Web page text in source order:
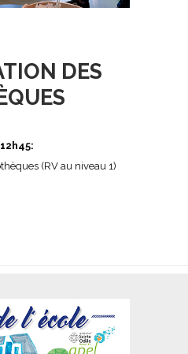
DES
(RV au niveau 1)